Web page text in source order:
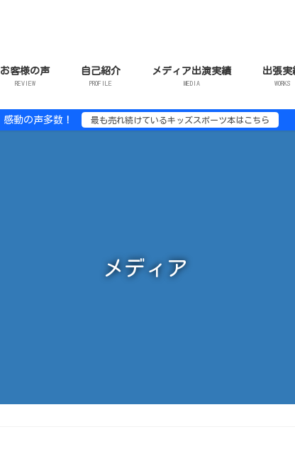
お客様の声
REVIEW
自己紹介
PROFILE
メディア出演実績
MEDIA
出張実
WORKS
感動の声多数！ 最も売れ続けているキッズスポーツ本はこちら
メディア